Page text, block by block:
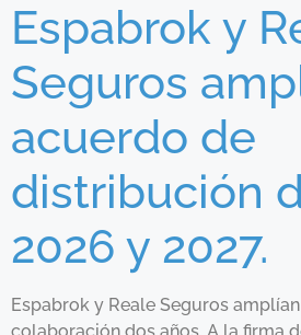
Espabrok y
Seguros
acuerdo de
distribución
2026 y 2027.
Espabrok y Reale Seguros